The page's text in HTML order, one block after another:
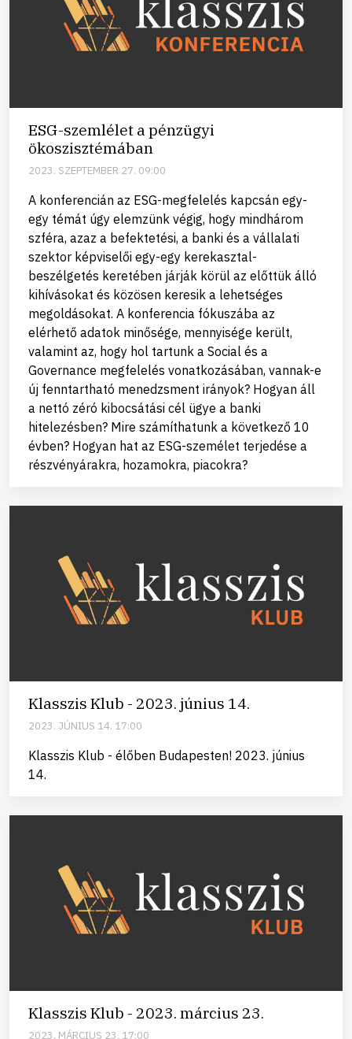
ESG-szemlélet a pénzügyi
ökoszisztémában
2023. SZEPTEMBER 27. 09:00
A konferencián az ESG-megfelelés kapcsán egy-
egy témát úgy elemzünk végig, hogy mindhárom
szféra, azaz a befektetési, a banki és a vállalati
szektor képviselői egy-egy kerekasztal-
beszélgetés keretében járják körül az előttük álló
kihívásokat és közösen keresik a lehetséges
megoldásokat. A konferencia fókuszába az
elérhető adatok minősége, mennyisége került,
valamint az, hogy hol tartunk a Social és a
Governance megfelelés vonatkozásában, vannak-e
új fenntartható menedzsment irányok? Hogyan áll
a nettó zéró kibocsátási cél ügye a banki
hitelezésben? Mire számíthatunk a következő 10
évben? Hogyan hat az ESG-személet terjedése a
részvényárakra, hozamokra, piacokra?
Klasszis Klub - 2023. június 14.
2023. JÚNIUS 14. 17:00
Klasszis Klub - élőben Budapesten! 2023. június
14.
Klasszis Klub - 2023. március 23.
2023. MÁRCIUS 23. 17:00